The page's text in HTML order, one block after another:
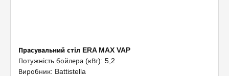
Прасувальний стіл ERA MAX VAP
Потужність бойлера (кВт): 5,2
Виробник: Battistella